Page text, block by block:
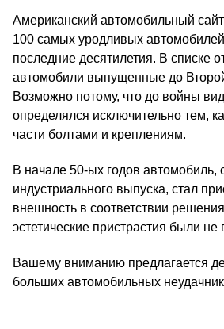
Американский автомобильный
100 самых уродливых
последние десятилетия. В списке
автомобили выпущенные до
Возможно потому, что до войны
определялся исключительно тем,
части болтами и креплениям.
В начале 50-ых годов автомобиль,
индустриального выпуска, стал
внешность в соответствии
эстетические пристрастия были
Вашему вниманию предлагается
больших автомобильных